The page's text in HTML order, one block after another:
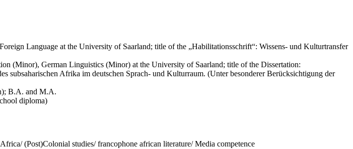
Language at the University of Saarland; title of the „Habilitationsschrift“: Wissens- und Kulturtransfer
(Minor), German Linguistics (Minor) at the University of Saarland; title of the Dissertation:
subsaharischen Afrika im deutschen Sprach- und Kulturraum. (Unter besonderer Berücksichtigung der
B.A. and M.A.
diploma)
(Post)Colonial studies/ francophone african literature/ Media competence